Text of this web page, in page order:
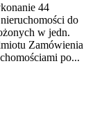
44
do
w jedn.
Zamówienia
po...